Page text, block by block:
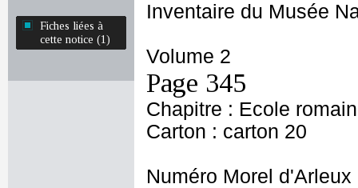
Fiches liées à
cette notice (1)
Inventaire du Musée
Volume 2
Page 345
Chapitre : Ecole
Carton : carton 20
Numéro Morel d'Arleux